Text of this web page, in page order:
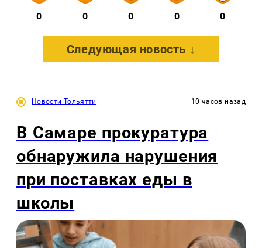
0 0 0 0 0
Следующая новость ↓
Новости Тольятти 10 часов назад
В Самаре прокуратура
обнаружила нарушения
при поставках еды в
школы